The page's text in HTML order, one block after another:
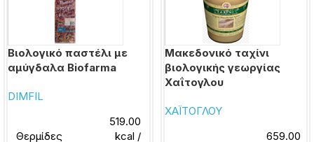
Βιολογικό παστέλι με
αμύγδαλα Biofarma
DIMFIL
Θερμίδες
519.00
kcal /
Μακεδονικό ταχίνι
βιολογικής γεωργίας
Χαΐτογλου
ΧΑΪΤΟΓΛΟΥ
659.00